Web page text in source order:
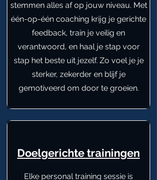
stemmen alles af op jouw niveau. Met
één-op-één coaching krijg je gerichte
feedback, train je veilig en
verantwoord, en haal je stap voor
stap het beste uit jezelf. Zo voel je je
sterker, zekerder en blijf je
gemotiveerd om door te groeien.
Doelgerichte trainingen
Elke personal training sessie is